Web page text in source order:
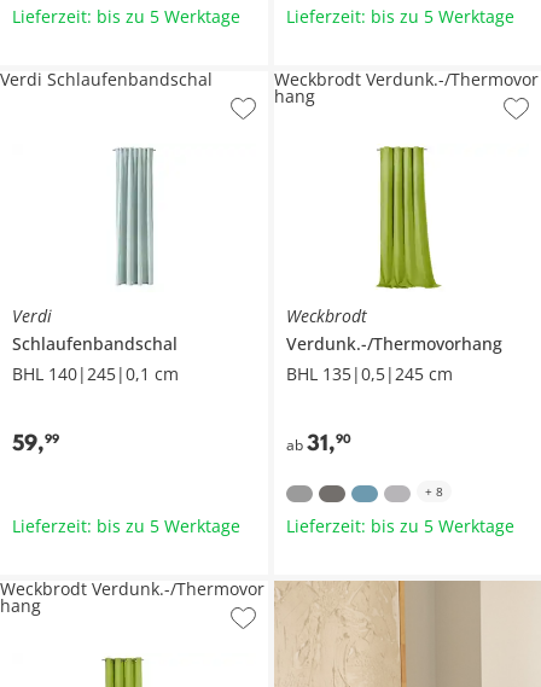
Lieferzeit: bis zu 5 Werktage Lieferzeit: bis zu 5 Werktage
Verdi
Schlaufenbandschal
BHL 140|245|0,1 cm
59,99
Verdi Schlaufenbandschal
Lieferzeit: bis zu 5 Werktage
Weckbrodt
Verdunk.-/Thermovorhang
BHL 135|0,5|245 cm
ab 31,90
Weckbrodt Verdunk.-/Thermovor
hang
+ 8
Lieferzeit: bis zu 5 Werktage
Weckbrodt Verdunk.-/Thermovor
hang